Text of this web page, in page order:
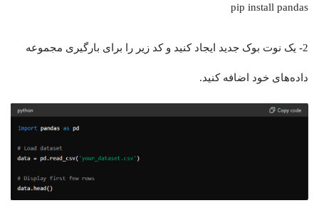
pip install pandas
2- یک نوت بوک جدید ایجاد کنید و کد زیر را برای بارگیری مجموعه
داده‌های خود اضافه کنید.